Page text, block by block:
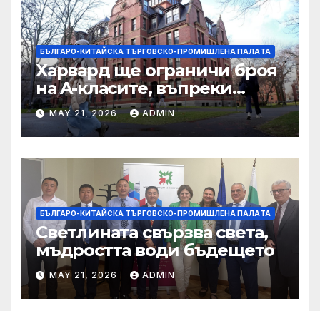
БЪЛГАРО-КИТАЙСКА ТЪРГОВСКО-ПРОМИШЛЕНА ПАЛAТА
Харвард ще ограничи броя
на A-класите, въпреки
силната съпротива на
студентите
MAY 21, 2026 ADMIN
БЪЛГАРО-КИТАЙСКА ТЪРГОВСКО-ПРОМИШЛЕНА ПАЛAТА
Светлината свързва света,
мъдростта води бъдещето
MAY 21, 2026 ADMIN